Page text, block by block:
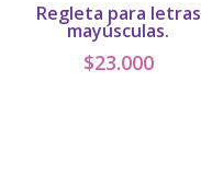
Regleta para letras
mayúsculas.
$23.000